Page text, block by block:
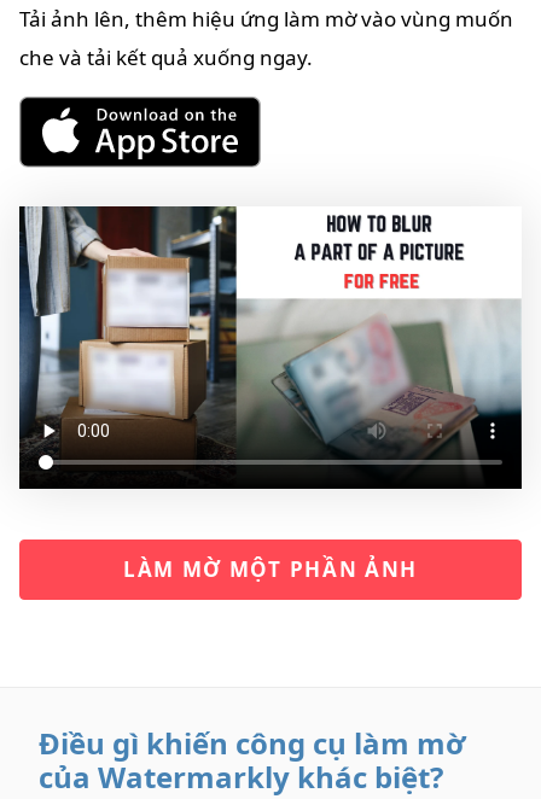
Tải ảnh lên, thêm hiệu ứng làm mờ vào vùng muốn
che và tải kết quả xuống ngay.
LÀM MỜ MỘT PHẦN ẢNH
Điều gì khiến công cụ làm mờ
của Watermarkly khác biệt?